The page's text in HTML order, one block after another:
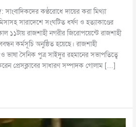
কণ্ঠরোধে দায়ের করা মিথ্যা
সারাদেশে সংঘটিত ধর্ষণ ও হত্যাকাণ্ডের
১১টায় রাজশাহী নগরীর জিরোপয়েন্টে রাজশাহী
কর্মসূচি অনুষ্ঠিত হয়েছে। রাজশাহী
ভাষা সৈনিক পুত্র সাইদুর রহমানের সভাপতিত্বে
প্রেসক্লাবের সাধারণ সম্পাদক গোলাম […]